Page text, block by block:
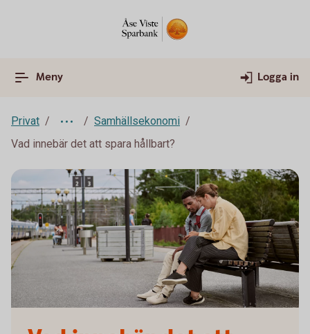
Meny Logga in
Privat
Samhällsekonomi
Vad innebär det att spara hållbart?